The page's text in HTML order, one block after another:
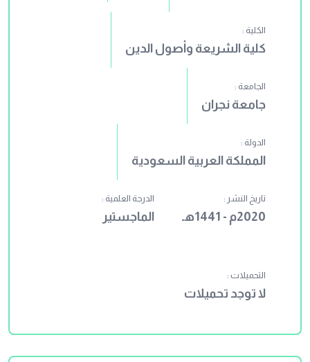
الكلية :
كلية الشريعة وأصول الدين
الجامعة :
جامعة نجران
الدولة :
المملكة العربية السعودية
تاريخ النشر :
2020م - 1441هـ
الدرجة العلمية :
الماجستير
التحميلات :
لا توجد تحميلات